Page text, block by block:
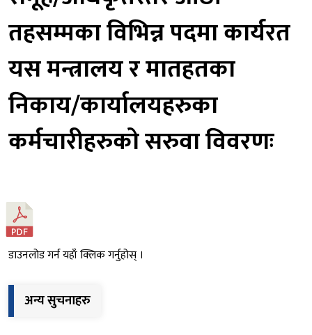
यस मन्त्रालय र मातहतका
निकाय/कार्यालयहरुका
कर्मचारीहरुको सरुवा विवरणः
डाउनलोड गर्न यहाँ क्लिक गर्नुहोस् ।
अन्य सुचनाहरु
काठ/दाउरा बोलपत्रद्वारा लिलाम बिक्री सम्बन्धी सूचना (भ…